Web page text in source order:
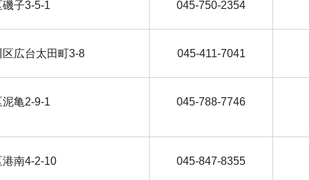
子3-5-1 045-750-2354
広台太田町3-8 045-411-7041
亀2-9-1 045-788-7746
南4-2-10 045-847-8355